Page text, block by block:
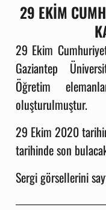
29 EKİM
29 Ekim
Gaziantep
Öğretim
oluşturulmuştur.
29 Ekim 2020
tarihinde son
Sergi görsellerini